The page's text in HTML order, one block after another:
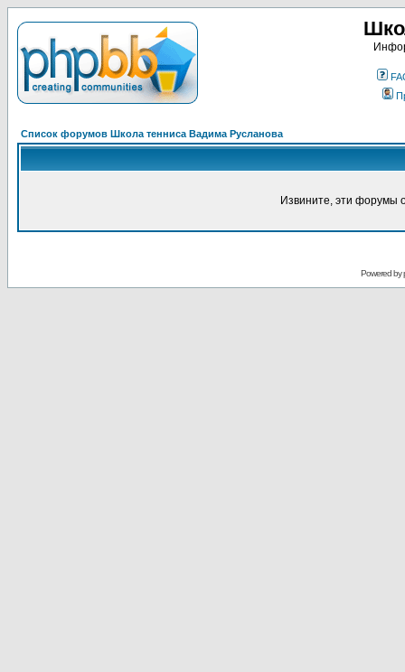
Список форумов Школа тенниса Вадима Русланова
Извините, эти форумы
Powered by